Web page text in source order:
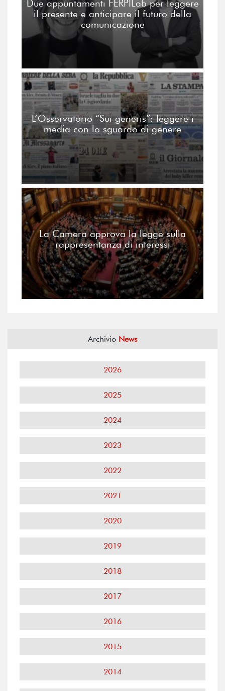
Due appuntamenti FERPILab per leggere
il presente e anticipare il futuro della
comunicazione
L’Osservatorio “Sui generis”: leggere i
media con lo sguardo di genere
La Camera approva la legge sulla
rappresentanza di interessi
Archivio News
2026
2025
2024
2023
2022
2021
2020
2019
2018
2017
2016
2015
2014